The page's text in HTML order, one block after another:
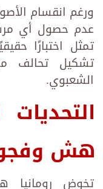
ورغم انقسام
عدم حصول أي
تمثل اختبارًا
تشكيل تحالف
الشعبوي.
التحديات
هش
تخوض رومانيا